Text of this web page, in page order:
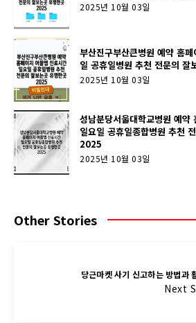
2025년 10월 03일
부산진구부산큰병원 예약 홈
일 공휴일병원 추천 전문의
2025년 10월 03일
성남분당서울대학교병원 예약
일요일 공휴일종합병원 추천
2025
2025년 10월 03일
Other Stories
당근마켓 사기 신고하는 방법과
Next